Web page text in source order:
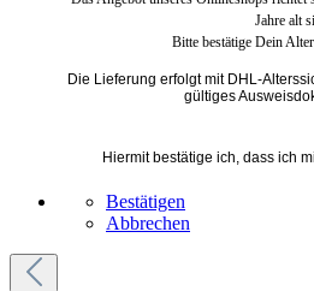
Jahre alt
Bitte bestätige Dein
Die Lieferung erfolgt mit DHL-
gültiges
Hiermit bestätige ich, dass ich
Bestätigen
Abbrechen